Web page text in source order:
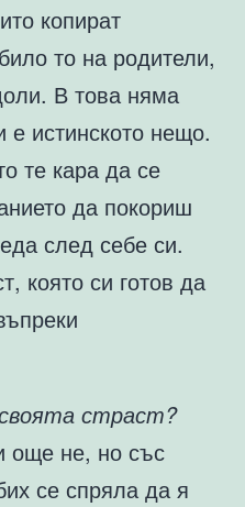
копират
то на родители,
В това няма
истинското нещо.
те кара да се
да покориш
след себе си.
която си готов да
страст?
още не, но със
се спряла да я